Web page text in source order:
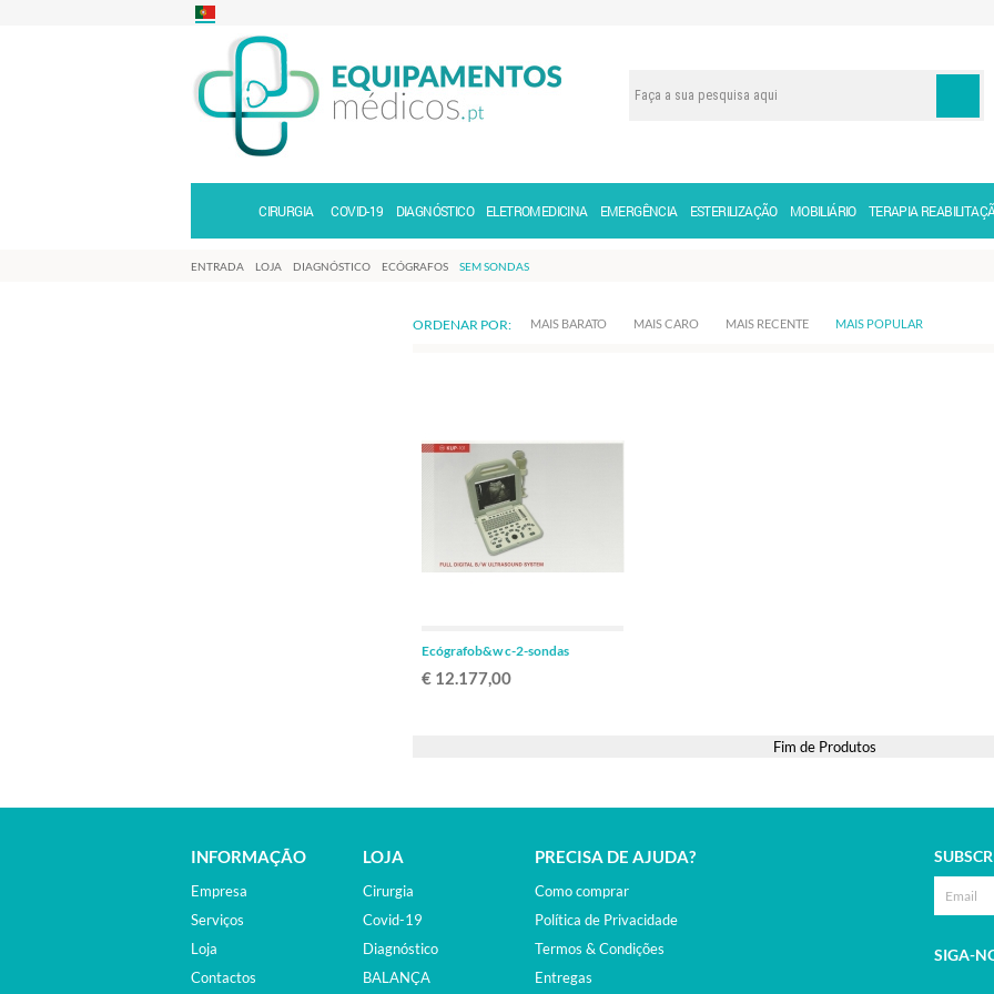
CIRURGIA COVID-19 DIAGNÓSTICO ELETROMEDICINA EMERGÊNCIA ESTERILIZAÇÃO MOBILIÁRIO TERAPIA
ENTRADA LOJA DIAGNÓSTICO ECÓGRAFOS SEM SONDAS
ORDENAR POR: MAIS BARATO MAIS CARO MAIS RECENTE MAIS POPULAR
Ecógrafob&w c-2-sondas
€ 12.177,00
Fim de Produtos
INFORMAÇÃO
Empresa
Serviços
Loja
Contactos
LOJA
Cirurgia
Covid-19
Diagnóstico
BALANÇA
PRECISA DE AJUDA?
Como comprar
Política de Privacidade
Termos & Condições
Entregas
SIGA-